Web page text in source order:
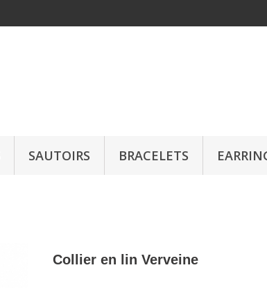
SAUTOIRS BRACELETS
Collier en lin Verveine